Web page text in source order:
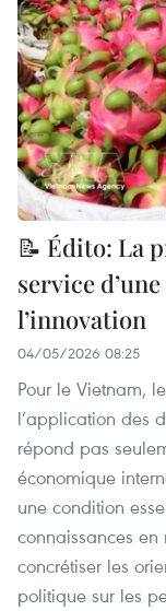
📝 Édito: La
service
l’innovation
04/05/2026 08:25
Pour le Vietnam,
l’application des
répond pas
économique
une condition
connaissances
concrétiser les
politique sur les